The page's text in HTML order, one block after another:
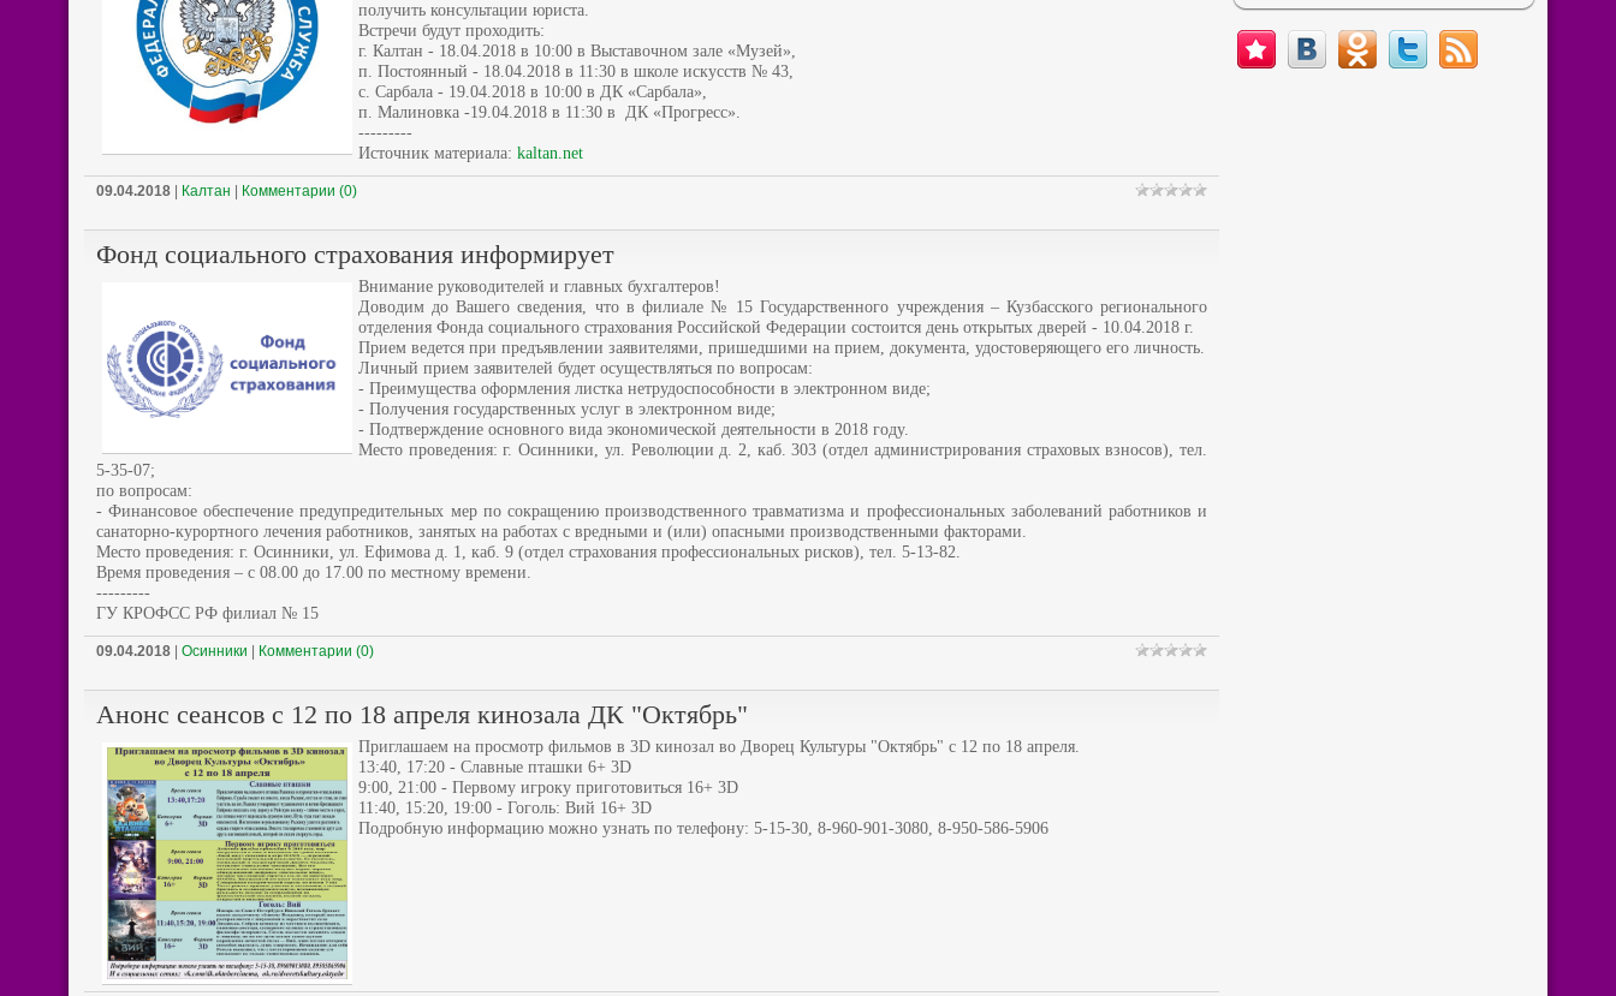
получить консультации юриста.
Встречи будут проходить:
г. Калтан - 18.04.2018 в 10:00 в Выставочном зале «Музей»,
п. Постоянный - 18.04.2018 в 11:30 в школе искусств № 43,
с. Сарбала - 19.04.2018 в 10:00 в ДК «Сарбала»,
п. Малиновка -19.04.2018 в 11:30 в ДК «Прогресс».
---------
Источник материала: kaltan.net
09.04.2018 Калтан Комментарии (0)
Фонд социального страхования информирует
Внимание руководителей и главных бухгалтеров!
Доводим до Вашего сведения, что в филиале № 15 Государственного учреждения – Кузбасского регионального
отделения Фонда социального страхования Российской Федерации состоится день открытых дверей - 10.04.2018 г.
Прием ведется при предъявлении заявителями, пришедшими на прием, документа, удостоверяющего его личность.
Личный прием заявителей будет осуществляться по вопросам:
- Преимущества оформления листка нетрудоспособности в электронном виде;
- Получения государственных услуг в электронном виде;
- Подтверждение основного вида экономической деятельности в 2018 году.
Место проведения: г. Осинники, ул. Революции д. 2, каб. 303 (отдел администрирования страховых взносов), тел.
5-35-07;
по вопросам:
- Финансовое обеспечение предупредительных мер по сокращению производственного травматизма и профессиональных заболеваний работников и
санаторно-курортного лечения работников, занятых на работах с вредными и (или) опасными производственными факторами.
Место проведения: г. Осинники, ул. Ефимова д. 1, каб. 9 (отдел страхования профессиональных рисков), тел. 5-13-82.
Время проведения – с 08.00 до 17.00 по местному времени.
---------
ГУ КРОФСС РФ филиал № 15
09.04.2018 Осинники Комментарии (0)
Анонс сеансов с 12 по 18 апреля кинозала ДК "Октябрь"
Приглашаем на просмотр фильмов в 3D кинозал во Дворец Культуры "Октябрь" с 12 по 18 апреля.
13:40, 17:20 - Славные пташки 6+ 3D
9:00, 21:00 - Первому игроку приготовиться 16+ 3D
11:40, 15:20, 19:00 - Гоголь: Вий 16+ 3D
Подробную информацию можно узнать по телефону: 5-15-30, 8-960-901-3080, 8-950-586-5906